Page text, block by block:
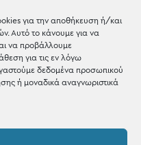
για την αποθήκευση ή/και
Αυτό το κάνουμε για να
να προβάλλουμε
για τις εν λόγω
δεδομένα προσωπικού
ή μοναδικά αναγνωριστικά